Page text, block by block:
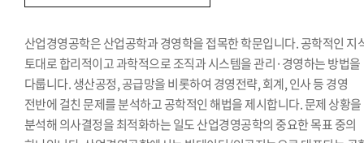
산업경영공학은 산업공학과 경영학을 접목한 학문입니다. 공학적인 지
토대로 합리적이고 과학적으로 조직과 시스템을 관리·경영하는 방법을
다룹니다. 생산공정, 공급망을 비롯하여 경영전략, 회계, 인사 등 경영
전반에 걸친 문제를 분석하고 공학적인 해법을 제시합니다. 문제 상황을
분석해 의사결정을 최적화하는 일도 산업경영공학의 중요한 목표 중의